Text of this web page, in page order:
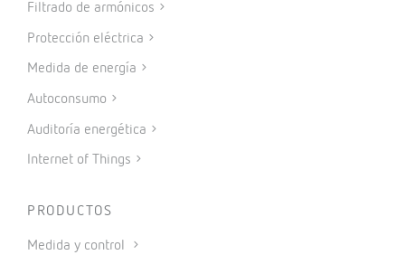
Filtrado de armónicos
Protección eléctrica
Medida de energía
Autoconsumo
Auditoría energética
Internet of Things
PRODUCTOS
Medida y control